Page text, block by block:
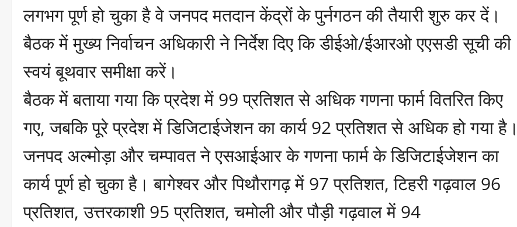
लगभग पूर्ण हो चुका है वे जनपद मतदान केंद्रों के पुर्नगठन की तैयारी शुरु कर दें।
बैठक में मुख्य निर्वाचन अधिकारी ने निर्देश दिए कि डीईओ/ईआरओ एएसडी सूची की
स्वयं बूथवार समीक्षा करें।
बैठक में बताया गया कि प्रदेश में 99 प्रतिशत से अधिक गणना फार्म वितरित किए
गए, जबकि पूरे प्रदेश में डिजिटाईजेशन का कार्य 92 प्रतिशत से अधिक हो गया है।
जनपद अल्मोड़ा और चम्पावत ने एसआईआर के गणना फार्म के डिजिटाईजेशन का
कार्य पूर्ण हो चुका है। बागेश्वर और पिथौरागढ़ में 97 प्रतिशत, टिहरी गढ़वाल 96
प्रतिशत, उत्तरकाशी 95 प्रतिशत, चमोली और पौड़ी गढ़वाल में 94